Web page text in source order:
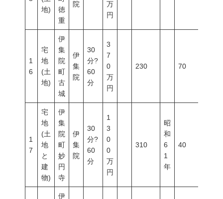
地)
徳
重
院
万
円
1
6
宅
地
(土
地)
伊
集
院
町
古
城
伊
集
院
30
分?
60
分
3
7
0
万
円
230 70
1
7
宅
地
(土
地
と
建
物)
伊
集
院
町
妙
円
寺
伊
集
院
30
分?
60
分
1
3
0
0
万
円
310
昭
和
6
1
年
40
伊